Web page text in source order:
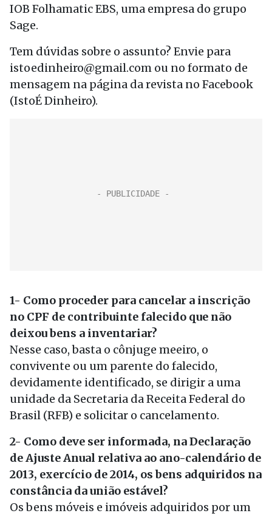
IOB Folhamatic EBS, uma empresa do grupo
Sage.
Tem dúvidas sobre o assunto? Envie para
istoedinheiro@gmail.com ou no formato de
mensagem na página da revista no Facebook
(IstoÉ Dinheiro).
1- Como proceder para cancelar a inscrição
no CPF de contribuinte falecido que não
deixou bens a inventariar?
Nesse caso, basta o cônjuge meeiro, o
convivente ou um parente do falecido,
devidamente identificado, se dirigir a uma
unidade da Secretaria da Receita Federal do
Brasil (RFB) e solicitar o cancelamento.
2- Como deve ser informada, na Declaração
de Ajuste Anual relativa ao ano-calendário de
2013, exercício de 2014, os bens adquiridos na
constância da união estável?
Os bens móveis e imóveis adquiridos por um